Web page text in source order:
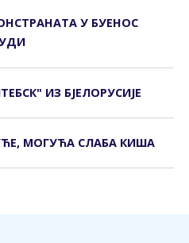
У БУЕНОС
ИЗ БЈЕЛОРУСИЈЕ
МОГУЋА СЛАБА КИША